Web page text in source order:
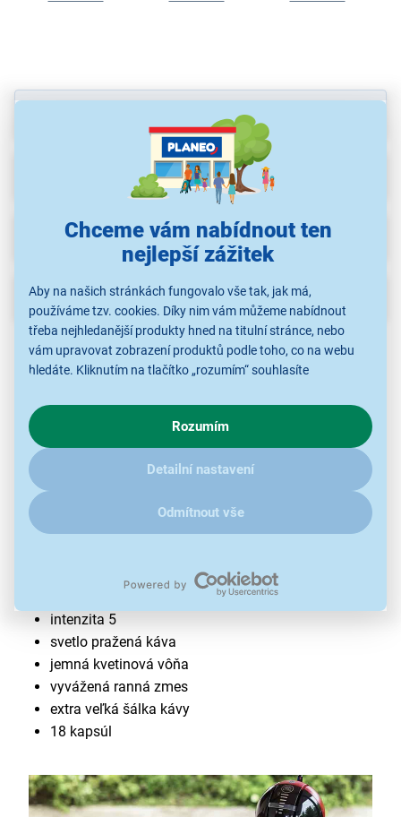
Chceme vám nabídnout ten
nejlepší zážitek
Aby na našich stránkách fungovalo vše tak, jak má,
používáme tzv. cookies. Díky nim vám můžeme nabídnout
třeba nejhledanější produkty hned na titulní stránce, nebo
vám upravovat zobrazení produktů podle toho, co na webu
hledáte. Kliknutím na tlačítko „rozumím“ souhlasíte
chování na webu pro zobrazení cílených reklam. Pokud vás
zajímají detaily, jak u nás s cookies a dalšími údaji pracujeme,
kliknětesem.
Rozumím
Detailní nastavení
Odmítnout vše
Popis
Nescafé Dolce Gusto Miami Morning
určené pre kávovary Nescafé Dolce Gusto
intenzita 5
svetlo pražená káva
jemná kvetinová vôňa
vyvážená ranná zmes
extra veľká šálka kávy
18 kapsúl
Recenze
Ke stažení